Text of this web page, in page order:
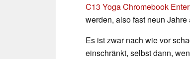
C13 Yoga Chromebook
werden, also fast neun
Es ist zwar nach wie vor
einschränkt, selbst dann,